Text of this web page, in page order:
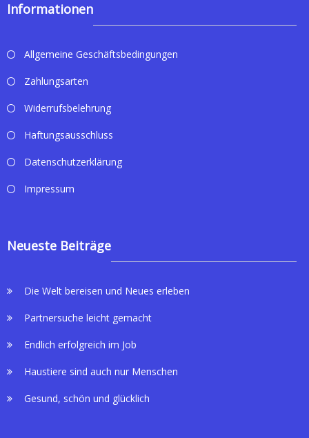
Informationen
Allgemeine Geschäftsbedingungen
Zahlungsarten
Widerrufsbelehrung
Haftungsausschluss
Datenschutzerklärung
Impressum
Neueste Beiträge
Die Welt bereisen und Neues erleben
Partnersuche leicht gemacht
Endlich erfolgreich im Job
Haustiere sind auch nur Menschen
Gesund, schön und glücklich